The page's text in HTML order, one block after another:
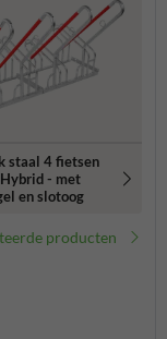
staal 4 fietsen
- met
en slotoog
producten